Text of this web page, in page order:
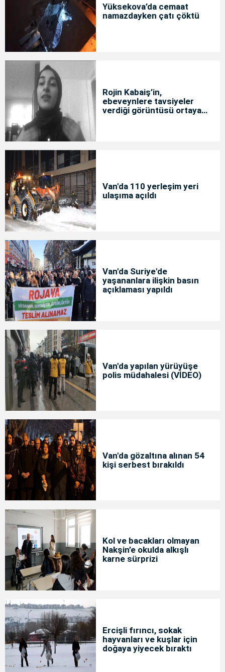
Yüksekova’da cemaat
namazdayken çatı çöktü
Rojin Kabaiş’in,
ebeveynlere tavsiyeler
verdiği görüntüsü ortaya
Van'da 110 yerleşim yeri
ulaşıma açıldı
Van'da Suriye'de
yaşananlara ilişkin basın
açıklaması yapıldı
Van'da yapılan yürüyüşe
polis müdahalesi (VİDEO)
Van'da gözaltına alınan 54
kişi serbest bırakıldı
Kol ve bacakları olmayan
Nakşin’e okulda alkışlı
karne sürprizi
Ercişli fırıncı, sokak
hayvanları ve kuşlar için
doğaya yiyecek bıraktı